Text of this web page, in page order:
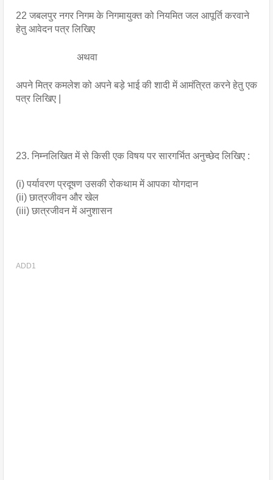
22 जबलपुर नगर निगम के निगमायुक्त को नियमित जल आपूर्ति करवाने
हेतु आवेदन पत्र लिखिए
अथवा
अपने मित्र कमलेश को अपने बड़े भाई की शादी में आमंत्रित करने हेतु एक
पत्र लिखिए |
23. निम्नलिखित में से किसी एक विषय पर सारगर्भित अनुच्छेद लिखिए :
(i) पर्यावरण प्रदूषण उसकी रोकथाम में आपका योगदान
(ii) छात्रजीवन और खेल
(iii) छात्रजीवन में अनुशासन
ADD1